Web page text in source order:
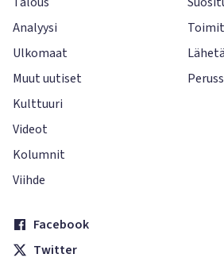
Analyysi
Ulkomaat
Muut uutiset
Kulttuuri
Videot
Kolumnit
Viihde
Facebook
Twitter